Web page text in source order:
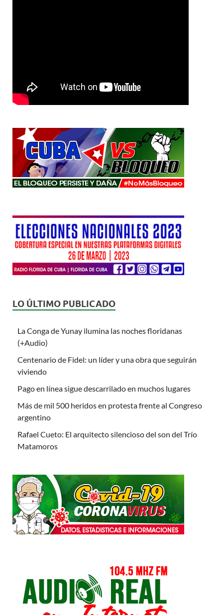
LO ÚLTIMO PUBLICADO
La Conga de Yunay ilumina las noches floridanas
(+Audio)
Centenario de Fidel: un líder y una obra que seguirán
viviendo
Pago en línea sigue descarrilado en muchos lugares
Más de mil 500 heridos en protesta frente al Congreso
argentino
Rafael Cueto: El arquitecto silencioso del son del Trío
Matamoros